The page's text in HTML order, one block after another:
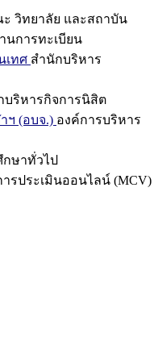
วิทยาลัย และสถาบัน
นการทะเบียน
เทศ สำนักบริหาร
บริหารกิจการนิสิต
ฯ (อบจ.) องค์การบริหาร
ษาทั่วไป
ารประเมินออนไลน์ (MCV)